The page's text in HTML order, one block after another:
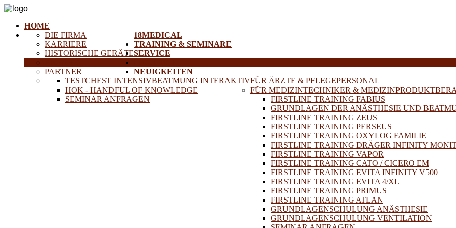
HOME
18MEDICAL
DIE FIRMA
KARRIERE
HISTORISCHE GERÄTE
PARTNER
TRAINING & SEMINARE
FÜR ÄRZTE & PFLEGEPERSONAL
TESTCHEST INTENSIVBEATMUNG INTERAKTIV
HOK - HANDFUL OF KNOWLEDGE
SEMINAR ANFRAGEN
FÜR MEDIZINTECHNIKER &
FIRSTLINE TRAINING FABIUS
GRUNDLAGEN DER ANÄSTHESIE UND
FIRSTLINE TRAINING ZEUS
FIRSTLINE TRAINING PERSEUS
FIRSTLINE TRAINING OXYLOG FAMILIE
FIRSTLINE TRAINING DRÄGER INFINITY
FIRSTLINE TRAINING VAPOR
FIRSTLINE TRAINING CATO / CICERO EM
FIRSTLINE TRAINING EVITA INFINITY V500
FIRSTLINE TRAINING EVITA 4/XL
FIRSTLINE TRAINING PRIMUS
FIRSTLINE TRAINING ATLAN
GRUNDLAGENSCHULUNG ANÄSTHESIE
GRUNDLAGENSCHULUNG VENTILATION
SERVICE
NEUIGKEITEN